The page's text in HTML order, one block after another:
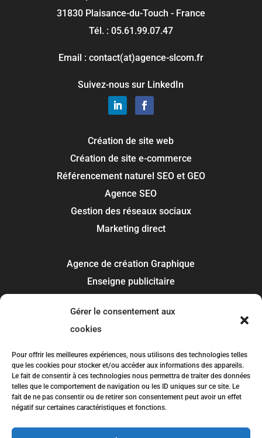
Gérer le consentement aux
cookies
Pour offrir les meilleures expériences, nous utilisons des technologies telles
que les cookies pour stocker et/ou accéder aux informations des appareils.
Le fait de consentir à ces technologies nous permettra de traiter des données
telles que le comportement de navigation ou les ID uniques sur ce site. Le
fait de ne pas consentir ou de retirer son consentement peut avoir un effet
négatif sur certaines caractéristiques et fonctions.
31830 Plaisance-du-Touch - France
Tél. : 05.61.99.07.47
Email : contact(at)agence-slcom.fr
Suivez-nous sur LinkedIn
Création de site web
Création de site e-commerce
Référencement naturel SEO et GEO
Agence SEO
Gestion des réseaux sociaux
Marketing direct
Agence de création Graphique
Enseigne publicitaire
Covering et flocage
Recherche de marque
Toulouse
Colomiers